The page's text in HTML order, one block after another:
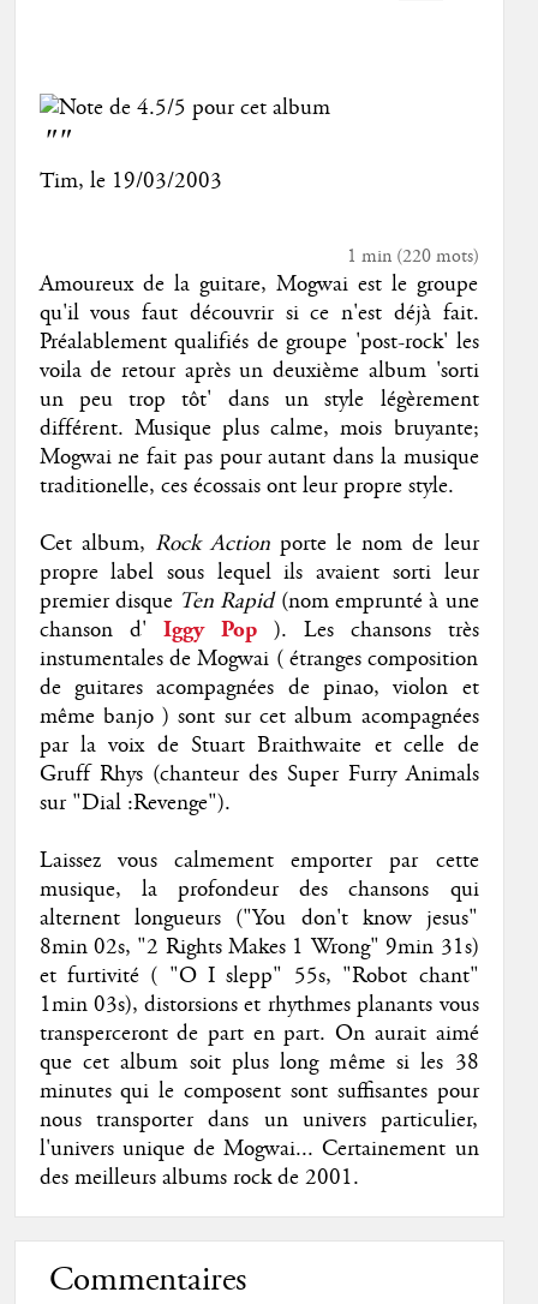
""
Tim, le 19/03/2003
1 min(220mots)
Amoureux de la guitare, Mogwai est le groupe
qu'il vous faut découvrir si ce n'est déjà fait.
Préalablement qualifiés de groupe 'post-rock' les
voila de retour après un deuxième album 'sorti
un peu trop tôt' dans un style légèrement
différent. Musique plus calme, mois bruyante;
Mogwai ne fait pas pour autant dans la musique
traditionelle, ces écossais ont leur propre style.
Cet album, Rock Actionporte le nom de leur
propre label sous lequel ils avaient sorti leur
premier disque Ten Rapid(nom emprunté à une
chanson d' Iggy Pop ). Les chansons très
instumentales de Mogwai ( étranges composition
de guitares acompagnées de pinao, violon et
même banjo ) sont sur cet album acompagnées
par la voix de Stuart Braithwaite et celle de
Gruff Rhys (chanteur des Super Furry Animals
sur "Dial :Revenge").
Laissez vous calmement emporter par cette
musique, la profondeur des chansons qui
alternent longueurs ("You don't know jesus"
8min 02s, "2 Rights Makes 1 Wrong" 9min 31s)
et furtivité ( "O I slepp" 55s, "Robot chant"
1min 03s), distorsions et rhythmes planants vous
transperceront de part en part. On aurait aimé
que cet album soit plus long même si les 38
minutes qui le composent sont suffisantes pour
nous transporter dans un univers particulier,
l'univers unique de Mogwai... Certainement un
des meilleurs albums rock de 2001.
Commentaires